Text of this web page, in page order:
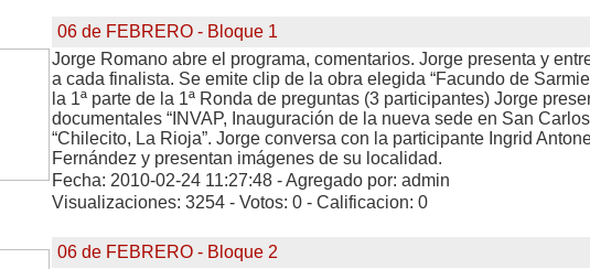
06 de FEBRERO - Bloque 1
Jorge Romano abre el programa, comentarios. Jorge presenta y
a cada finalista. Se emite clip de la obra elegida “Facundo de
la 1ª parte de la 1ª Ronda de preguntas (3 participantes) Jorge
documentales “INVAP, Inauguración de la nueva sede en San
“Chilecito, La Rioja”. Jorge conversa con la participante Ingrid
Fernández y presentan imágenes de su localidad.
Fecha: 2010-02-24 11:27:48 - Agregado por: admin
Visualizaciones: 3254 - Votos: 0 - Calificacion: 0
06 de FEBRERO - Bloque 2